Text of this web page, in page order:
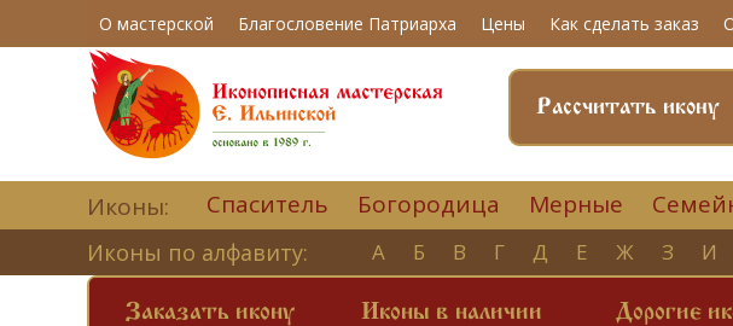
О мастерской Благословение Патриарха Цены Как сделать заказ
Рассчитать икону
Иконы: Спаситель Богородица Мерные
Иконы по алфавиту: А Б В Г Д Е Ж З И
Заказать икону Иконы в наличии Дорогие